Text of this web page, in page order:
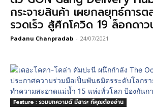
กระจายสินค้า เผยกลยุทธ์การต
รวดเร็ว สู้ศึกโควิด 19 ล็อกดา
Padanu Chanpradab - 24/07/2021
Feature : รวมบทความดี มีสาระ ที่คุณต้องอ่าน